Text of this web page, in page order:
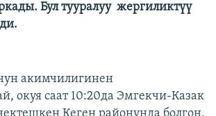
Бул тууралуу жергиликтүү
акимчилигинен
окуя саат 10:20да Эмгекчи-Казак